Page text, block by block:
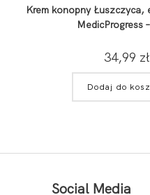
Krem konopny Łuszczyca,
MedicProgress
34,99 zł
Dodaj do
Social Media